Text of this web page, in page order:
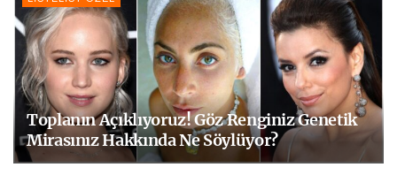
Toplanın Açıklıyoruz! Göz Renginiz Genetik
Mirasınız Hakkında Ne Söylüyor?